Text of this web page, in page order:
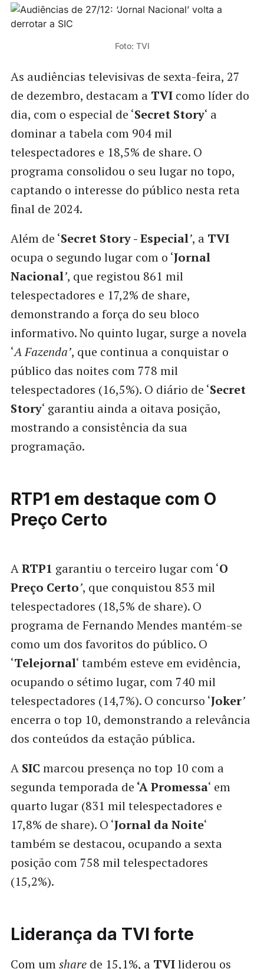
Foto: TVI
As audiências televisivas de sexta-feira, 27
de dezembro, destacam a TVIcomo líder do
dia, com o especial de ‘Secret Story‘ a
dominar a tabela com 904 mil
telespectadores e 18,5% de share. O
programa consolidou o seu lugar no topo,
captando o interesse do público nesta reta
final de 2024.
Além de ‘Secret Story - Especial’, a TVI
ocupa o segundo lugar com o ‘Jornal
Nacional’, que registou 861 mil
telespectadores e 17,2% de share,
demonstrando a força do seu bloco
informativo. No quinto lugar, surge a novela
‘A Fazenda’, que continua a conquistar o
público das noites com 778 mil
telespectadores (16,5%). O diário de ‘Secret
Story‘ garantiu ainda a oitava posição,
mostrando a consistência da sua
programação.
RTP1 em destaque com O
Preço Certo
ARTP1 garantiu o terceiro lugar com ‘O
Preço Certo’, que conquistou 853 mil
telespectadores (18,5% de share). O
programa de Fernando Mendes mantém-se
como um dos favoritos do público. O
‘Telejornal‘ também esteve em evidência,
ocupando o sétimo lugar, com 740 mil
telespectadores (14,7%). O concurso ‘Joker’
encerra o top 10, demonstrando a relevância
dos conteúdos da estação pública.
A SIC marcou presença no top 10 com a
segunda temporada de ‘A Promessa‘ em
quarto lugar (831 mil telespectadores e
17,8% de share). O ‘Jornal da Noite‘
também se destacou, ocupando a sexta
posição com 758 mil telespectadores
(15,2%).
Liderança da TVI forte
Com umsharede 15,1%, a TVIliderou os